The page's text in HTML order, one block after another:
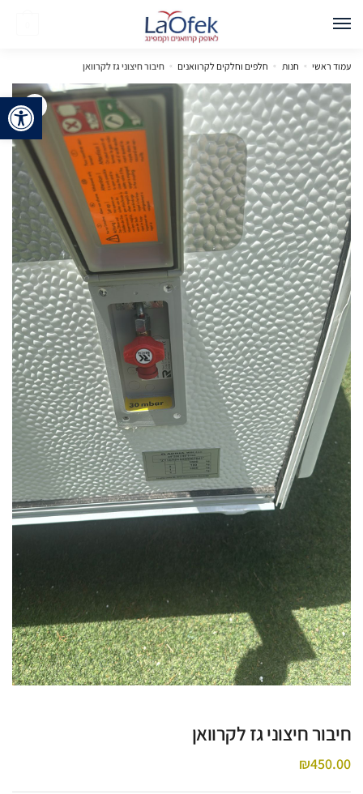
עמוד ראשי » חנות » חלפים וחלקים לקרוואנים » חיבור חיצוני גז לקרוואן
🔍
חיבור חיצוני גז לקרוואן
₪450.00